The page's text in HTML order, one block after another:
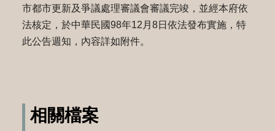
市都市更新及爭議處理審議會審議完竣，並經本府依
法核定，於中華民國98年12月8日依法發布實施，特
此公告週知，內容詳如附件。
相關檔案